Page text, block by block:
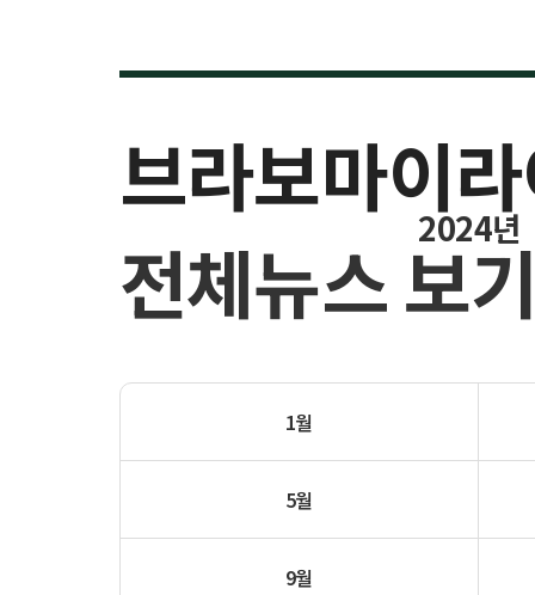
브라보마이
전체뉴스 보
2024년
1월
5월
9월